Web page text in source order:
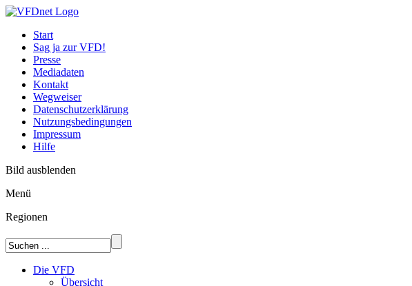
Start
Sag ja zur VFD!
Presse
Mediadaten
Kontakt
Wegweiser
Datenschutzerklärung
Nutzungsbedingungen
Impressum
Hilfe
Bild ausblenden
Menü
Regionen
Die VFD
Übersicht